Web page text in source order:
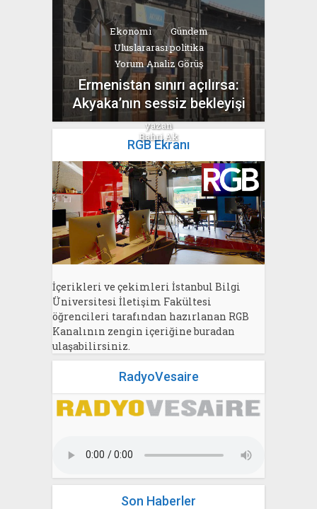
Ekonomi
Gündem
Uluslararası politika
Yorum Analiz Görüş
Ermenistan sınırı açılırsa:
Akyaka’nın sessiz bekleyişi
yazan
Bahri Ak
RGB Ekranı
İçerikleri ve çekimleri İstanbul Bilgi
Üniversitesi İletişim Fakültesi
öğrencileri tarafından hazırlanan RGB
Kanalının zengin içeriğine buradan
ulaşabilirsiniz.
RadyoVesaire
Son Haberler